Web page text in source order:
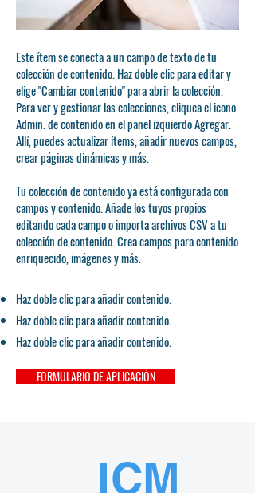
Este ítem se conecta a un campo de texto de tu
colección de contenido. Haz doble clic para editar y
elige "Cambiar contenido" para abrir la colección.
Para ver y gestionar las colecciones, cliquea el icono
Admin. de contenido en el panel izquierdo Agregar.
Allí, puedes actualizar ítems, añadir nuevos campos,
crear páginas dinámicas y más.
Tu colección de contenido ya está configurada con
campos y contenido. Añade los tuyos propios
editando cada campo o importa archivos CSV a tu
colección de contenido. Crea campos para contenido
enriquecido, imágenes y más.
Haz doble clic para añadir contenido.
Haz doble clic para añadir contenido.
Haz doble clic para añadir contenido.
FORMULARIO DE APLICACIÓN
ICM